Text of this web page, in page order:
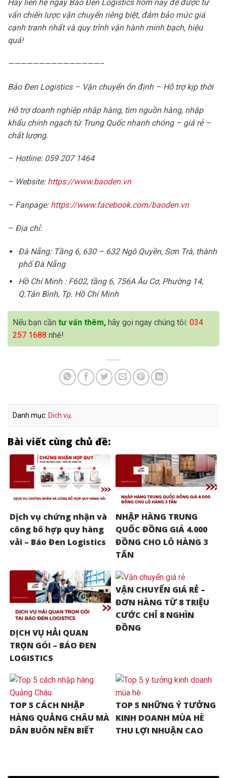
Hãy liên hệ ngay Báo Đen Logistics hôm nay để được tư
vấn chiến lược vận chuyển riêng biệt, đảm bảo mức giá
cạnh tranh nhất và quy trình vận hành minh bạch, hiệu
quả!
———————————————–
Báo Đen Logistics – Vận chuyển ổn định – Hỗ trợ kịp thời
Hỗ trợ doanh nghiệp nhập hàng, tìm nguồn hàng, nhập
khẩu chính ngạch từ Trung Quốc nhanh chóng – giá rẻ –
chất lượng.
– Hotline: 059 207 1464
– Website: https://www.baoden.vn
– Fanpage: https://www.facebook.com/baoden.vn
– Địa chỉ:
Đà Nẵng: Tầng 6, 630 – 632 Ngô Quyền, Sơn Trà, thành
phố Đà Nẵng
Hồ Chí Minh : F602, tầng 6, 756A Âu Cơ, Phường 14,
Q.Tân Bình, Tp. Hồ Chí Minh
Nếu bạn cần tư vấn thêm, hãy gọi ngay chúng tôi: 034
257 1688 nhé!
Danh mục: Dich vụ
Bài viết cùng chủ đề:
Dịch vụ chứng nhận và
công bố hợp quy hàng
vải – Báo Đen Logistics
NHẬP HÀNG TRUNG
QUỐC ĐỒNG GIÁ 4.000
ĐỒNG CHO LÔ HÀNG 3
TẤN
DỊCH VỤ HẢI QUAN
TRỌN GÓI – BÁO ĐEN
LOGISTICS
VẬN CHUYỂN GIÁ RẺ –
ĐƠN HÀNG TỪ 8 TRIỆU
CƯỚC CHỈ 8 NGHÌN
ĐỒNG
TOP 5 CÁCH NHẬP
HÀNG QUẢNG CHÂU MÀ
DÂN BUÔN NÊN BIẾT
TOP 5 NHỮNG Ý TƯỞNG
KINH DOANH MÙA HÈ
THU LỢI NHUẬN CAO